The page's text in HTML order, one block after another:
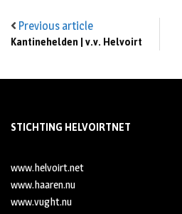
Previous article
Kantinehelden | v.v. Helvoirt
STICHTING HELVOIRTNET
www.helvoirt.net
www.haaren.nu
www.vught.nu